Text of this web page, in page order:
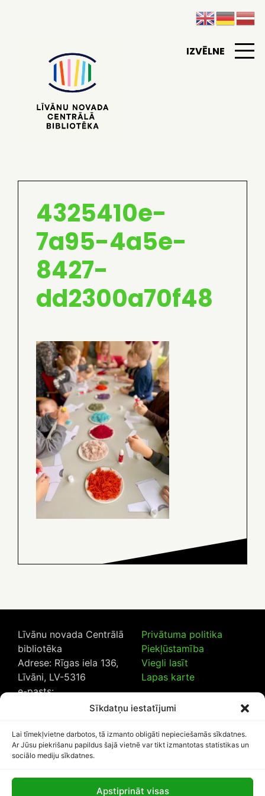
Sīkdatņu iestatījumi
Lai tīmekļvietne darbotos, tā izmanto obligāti nepieciešamās sīkdatnes.
Ar Jūsu piekrišanu papildus šajā vietnē var tikt izmantotas statistikas un
sociālo mediju sīkdatnes.
Apstiprināt visas
IZVĒLNE
4325410e-
7a95-4a5e-
8427-
dd2300a70f48
Līvānu novada Centrālā
bibliotēka
Adrese: Rīgas iela 136,
Līvāni, LV-5316
e-pasts:
20230925
Privātuma politika
Piekļūstamība
Viegli lasīt
Lapas karte